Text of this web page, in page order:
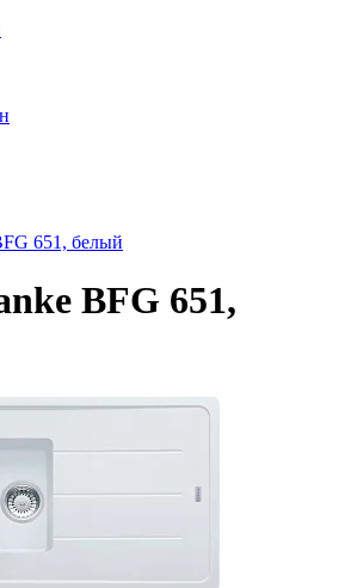
651, белый
BFG 651,